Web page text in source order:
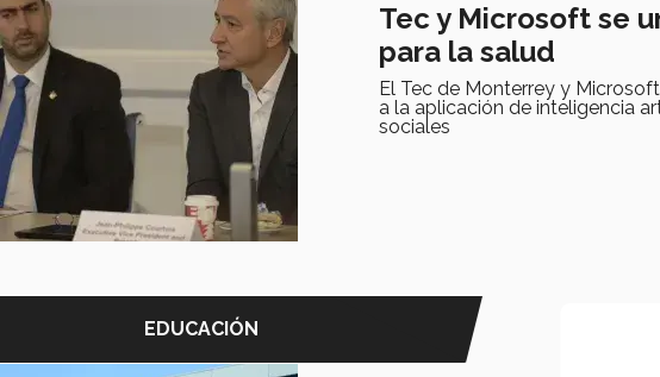
Tec y Microsoft se
para la salud
El Tec de Monterrey y
a la aplicación de inteligencia
sociales
EDUCACIÓN